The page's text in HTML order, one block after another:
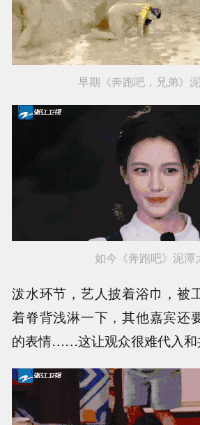
早期《奔跑吧，兄弟》
如今《奔跑吧》泥潭
泼水环节，艺人披着浴巾，被
着脊背浅淋一下，其他嘉宾还
的表情……这让观众很难代入和